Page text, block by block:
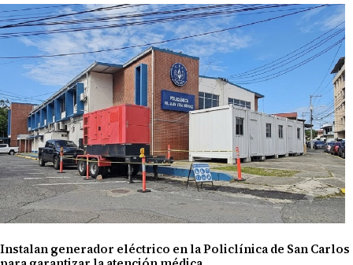
Instalan generador eléctrico en la Policlínica de San Carlos